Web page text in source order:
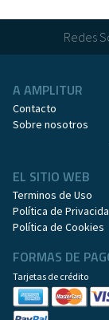
Redes
A AMPLITUR
Contacto
Sobre nosotros
EL SITIO WEB
Terminos de Uso
Política de
Política de Cookies
FORMAS DE
Tarjetas de crédito